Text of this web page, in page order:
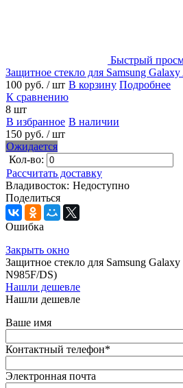
Быстрый
Защитное стекло для Samsung
100 руб. / шт В корзину Подробнее
К сравнению
8 шт
В избранное В наличии
150 руб. / шт
Ожидается
Кол-во:
Рассчитать доставку
Владивосток: Недоступно
Поделиться
Ошибка
Закрыть окно
Защитное стекло для Samsung
N985F/DS)
Нашли дешевле
Нашли дешевле
Ваше имя
Контактный телефон*
Электронная почта